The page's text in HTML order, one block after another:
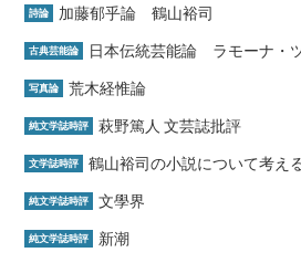
詩論 加藤郁乎論 鶴山裕司
古典芸能論 日本伝統芸能論 ラモーナ・
写真論 荒木経惟論
純文学誌時評 萩野篤人 文芸誌批評
文学誌時評 鶴山裕司の小説について考え
純文学誌時評 文學界
純文学誌時評 新潮